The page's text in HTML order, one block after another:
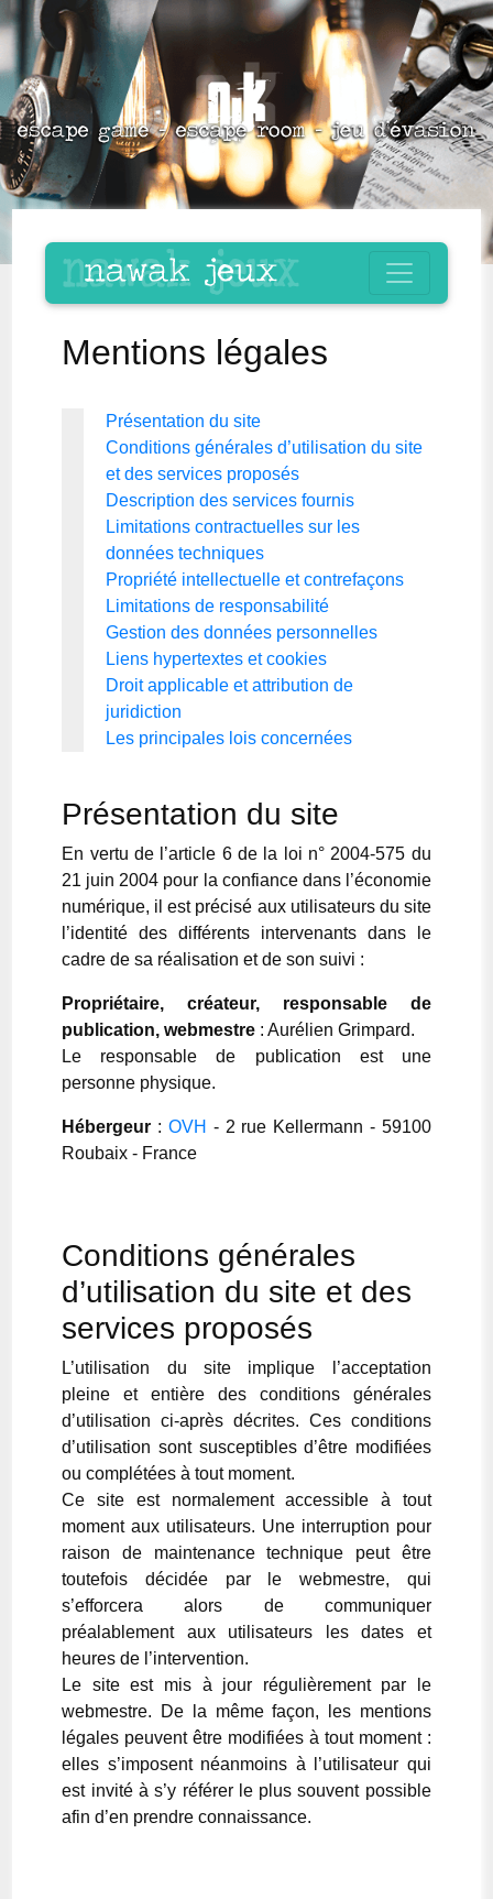
Mentions légales
Présentation du site
Conditions générales d’utilisation du site
et des services proposés
Description des services fournis
Limitations contractuelles sur les
données techniques
Propriété intellectuelle et contrefaçons
Limitations de responsabilité
Gestion des données personnelles
Liens hypertextes et cookies
Droit applicable et attribution de
juridiction
Les principales lois concernées
Présentation du site
En vertu de l’article 6 de la loi n° 2004-575 du
21 juin 2004 pour la confiance dans l’économie
numérique, il est précisé aux utilisateurs du site
l’identité des différents intervenants dans le
cadre de sa réalisation et de son suivi :
Propriétaire, créateur, responsable de
publication, webmestre : Aurélien Grimpard.
Le responsable de publication est une
personne physique.
Hébergeur : OVH - 2 rue Kellermann - 59100
Roubaix - France
Conditions générales
d’utilisation du site et des
services proposés
L’utilisation du site implique l’acceptation
pleine et entière des conditions générales
d’utilisation ci-après décrites. Ces conditions
d’utilisation sont susceptibles d’être modifiées
ou complétées à tout moment.
Ce site est normalement accessible à tout
moment aux utilisateurs. Une interruption pour
raison de maintenance technique peut être
toutefois décidée par le webmestre, qui
s’efforcera alors de communiquer
préalablement aux utilisateurs les dates et
heures de l’intervention.
Le site est mis à jour régulièrement par le
webmestre. De la même façon, les mentions
légales peuvent être modifiées à tout moment :
elles s’imposent néanmoins à l’utilisateur qui
est invité à s’y référer le plus souvent possible
afin d’en prendre connaissance.